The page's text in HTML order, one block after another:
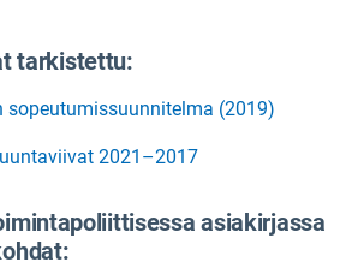
tarkistettu:
sopeutumissuunnitelma (2019)
2021–2017
asiakirjassa